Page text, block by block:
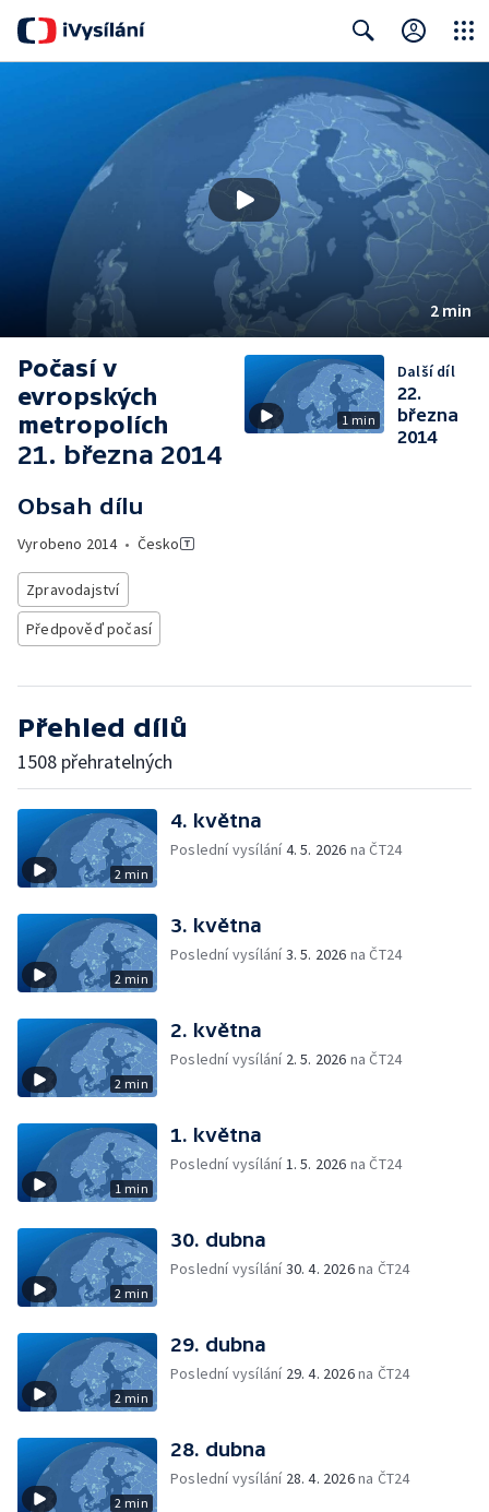
2 min
Počasí v
evropských
metropolích
21. března 2014
Obsah dílu
Vyrobeno 2014• Česko
Zpravodajství
Předpověď počasí
1 min
Další díl
22.
března
2014
Přehled dílů
1508 přehratelných
2 min
4. května
Poslední vysílání4. 5. 2026 na ČT24
2 min
3. května
Poslední vysílání3. 5. 2026 na ČT24
2 min
2. května
Poslední vysílání 2. 5. 2026 na ČT24
1 min
1. května
Poslední vysílání1. 5. 2026 na ČT24
2 min
30. dubna
Poslední vysílání30. 4. 2026na ČT24
2 min
29. dubna
Poslední vysílání 29. 4. 2026na ČT24
2 min
28. dubna
Poslední vysílání 28. 4. 2026na ČT24